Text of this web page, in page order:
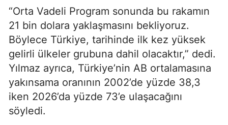
“Orta Vadeli Program sonunda bu rakamın
21 bin dolara yaklaşmasını bekliyoruz.
Böylece Türkiye, tarihinde ilk kez yüksek
gelirli ülkeler grubuna dahil olacaktır,” dedi.
Yılmaz ayrıca, Türkiye’nin AB ortalamasına
yakınsama oranının 2002’de yüzde 38,3
iken 2026’da yüzde 73’e ulaşacağını
söyledi.